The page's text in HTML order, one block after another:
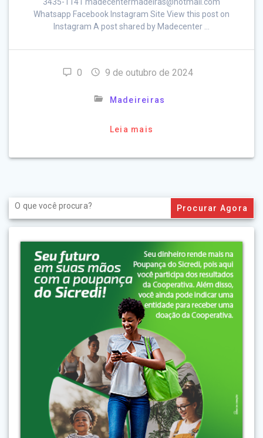
Whatsapp Facebook Instagram Site View this post on
Instagram A post shared by Madecenter …
0 9 de outubro de 2024
Madeireiras
Leia mais
Search
for: